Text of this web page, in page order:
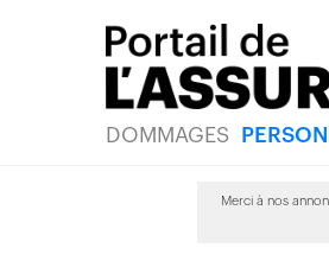
DOMMAGES
Merci à nos